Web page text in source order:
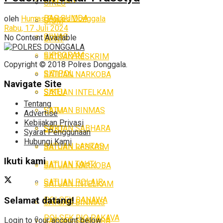
SIKEU
SIUM
SPKT
SATUAN RESKRIM
SATUAN NARKOBA
SATUAN INTELKAM
SATUAN BINMAS
SATUAN SABHARA
SATUAN LANTAS
SATUAN TAHTI
SATUAN POLAIR
POLSEK BANAWA
POLSEK RIO PAKAVA
BAG SUMDA
SIWAS
SIPROPAM
SITIPOL
SIKEU
SIUM
SPKT
SATUAN RESKRIM
SATUAN NARKOBA
SATUAN INTELKAM
SATUAN BINMAS
SATUAN SABHARA
oleh Humas Polres Donggala
Rabu, 17 Juli 2024
No Content Available
Copyright © 2018 Polres Donggala.
Navigate Site
Tentang
Advertise
Kebijakan Privasi
Syarat Penggunaan
Hubungi Kami
Ikuti kami
Selamat datang!
Login to your account below